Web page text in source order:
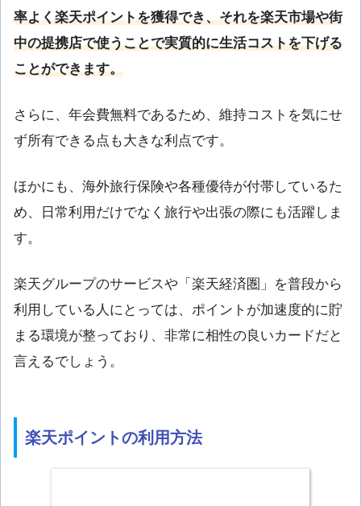
率よく楽天ポイントを獲得でき、それを楽天市場や街
中の提携店で使うことで実質的に生活コストを下げる
ことができます。
さらに、年会費無料であるため、維持コストを気にせ
ず所有できる点も大きな利点です。
ほかにも、海外旅行保険や各種優待が付帯しているた
め、日常利用だけでなく旅行や出張の際にも活躍しま
す。
楽天グループのサービスや「楽天経済圏」を普段から
利用している人にとっては、ポイントが加速度的に貯
まる環境が整っており、非常に相性の良いカードだと
言えるでしょう。
楽天ポイントの利用方法